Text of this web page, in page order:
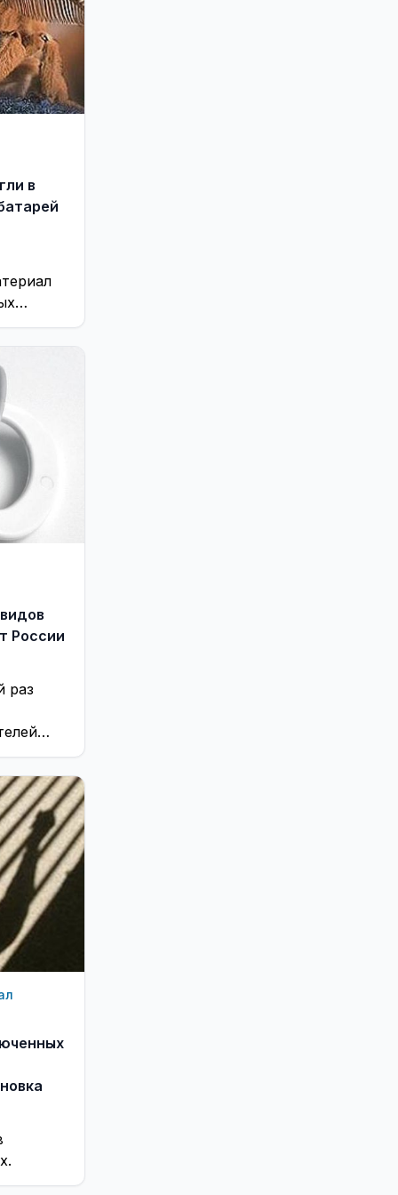
в
России
раз
в